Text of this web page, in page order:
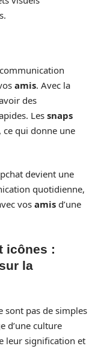
amis. Avec la
des
Les snaps
ce qui donne une
devient une
quotidienne,
vos amis d’une
icônes :
la
sont pas de simples
d’une culture
leur signification et